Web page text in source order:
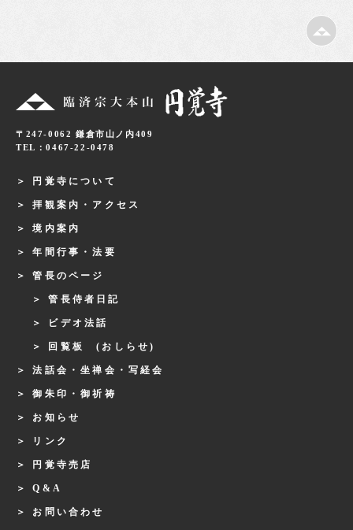
〒247-0062 鎌倉市山ノ内409
TEL：0467-22-0478
円覚寺について
拝観案内・アクセス
境内案内
年間行事・法要
管長のページ
管長侍者日記
ビデオ法話
回覧板 (おしらせ)
法話会・坐禅会・写経会
御朱印・御祈祷
お知らせ
リンク
円覚寺売店
Q&A
お問い合わせ